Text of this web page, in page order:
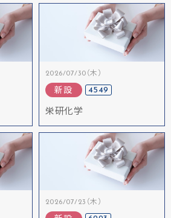
2026/07/30（木）
新設 4549
栄研化学
2026/07/23（木）